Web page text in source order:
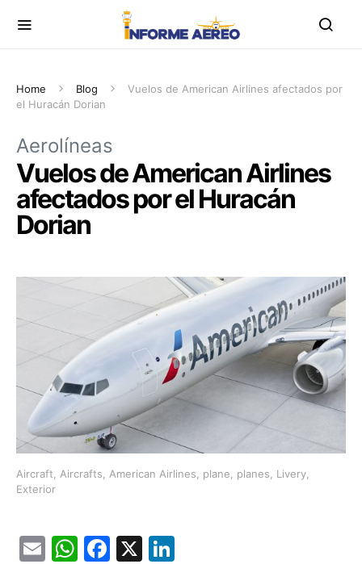
Home Blog
Vuelos de American Airlines afectados por
el Huracán Dorian
Aerolíneas
Vuelos de American Airlines
afectados por el Huracán
Dorian
Aircraft, Aircrafts, American Airlines, plane, planes, Livery,
Exterior
EmailWhatsApp
Facebook
X